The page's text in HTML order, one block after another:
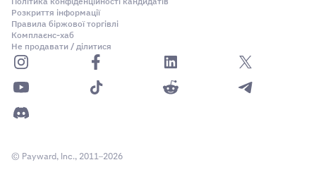
Розкриття інформації
Правила біржової торгівлі
Комплаєнс-хаб
Не продавати / ділитися
© Payward, Inc., 2011–2026